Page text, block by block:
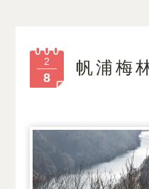
2
8
帆浦梅